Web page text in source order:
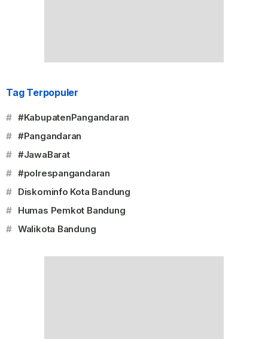
Tag Terpopuler
# #KabupatenPangandaran
# #Pangandaran
# #JawaBarat
# #polrespangandaran
# Diskominfo Kota Bandung
# Humas Pemkot Bandung
# Walikota Bandung